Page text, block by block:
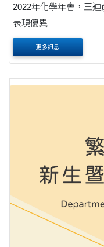
2022年化學年會，王
表現優異
更多訊息